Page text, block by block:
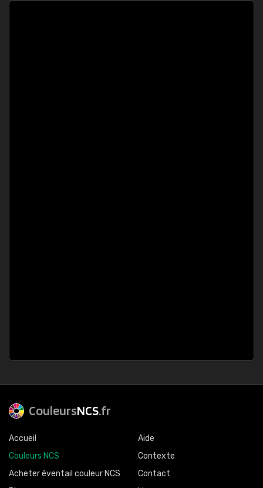
CouleursNCS.fr
Accueil
Couleurs NCS
Acheter éventail couleur NCS
Aide
Contexte
Contact